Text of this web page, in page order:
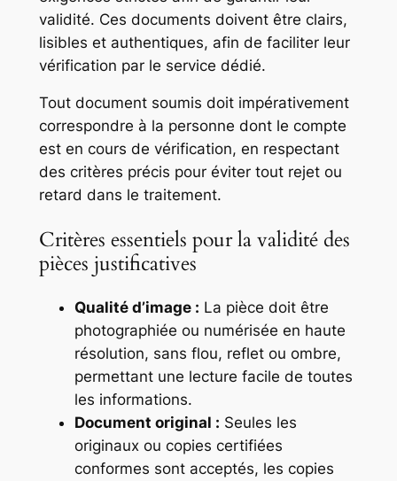
validité. Ces documents doivent être clairs,
lisibles et authentiques, afin de faciliter leur
vérification par le service dédié.
Tout document soumis doit impérativement
correspondre à la personne dont le compte
est en cours de vérification, en respectant
des critères précis pour éviter tout rejet ou
retard dans le traitement.
Critères essentiels pour la validité des
pièces justificatives
Qualité d’image : La pièce doit être
photographiée ou numérisée en haute
résolution, sans flou, reflet ou ombre,
permettant une lecture facile de toutes
les informations.
Document original : Seules les
originaux ou copies certifiées
conformes sont acceptés, les copies